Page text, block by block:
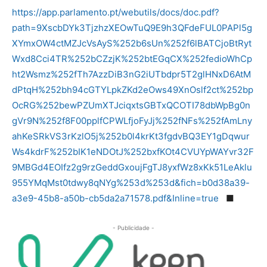
https://app.parlamento.pt/webutils/docs/doc.pdf?
path=9XscbDYk3TjzhzXEOwTuQ9E9h3QFdeFUL0PAPl5g
XYmxOW4ctMZJcVsAyS%252b6sUn%252f6lBATCjoBtRyt
Wxd8Cci4TR%252bCZzjK%252btEGqCX%252fedioWhCp
ht2Wsmz%252fTh7AzzDiB3nG2iUTbdpr5T2glHNxD6AtM
dPtqH%252bh94cGTYLpkZKd2eOws49XnOslf2ct%252bp
OcRG%252bewPZUmXTJciqxtsGBTxQCOTI78dbWpBg0n
gVr9N%252f8F00pplfCPWLfjoFyJj%252fNFs%252fAmLny
ahKeSRkVS3rKzlO5j%252b0l4krKt3fgdvBQ3EY1gDqwur
Ws4kdrF%252bIK1eNDOtJ%252bxfKOt4CVUYpWAYvr32F
9MBGd4EOIfz2g9rzGeddGxoujFgTJ8yxfWz8xKk51LeAklu
955YMqMst0tdwy8qNYg%253d%253d&fich=b0d38a39-
a3e9-45b8-a50b-cb5da2a71578.pdf&Inline=true
■
- Publicidade -